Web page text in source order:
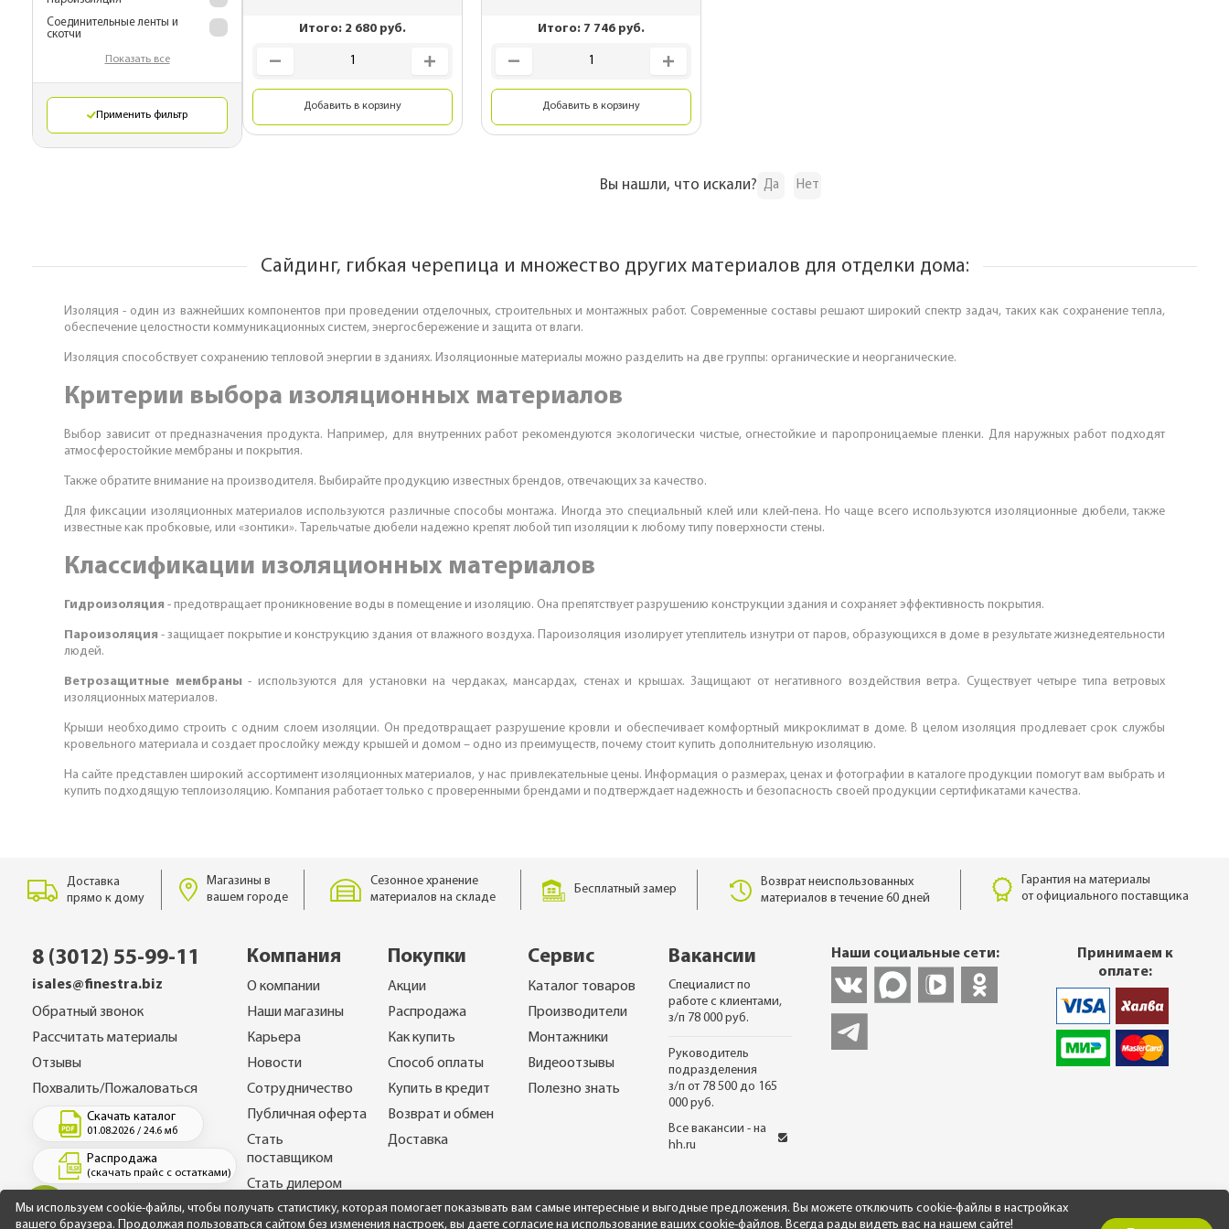
для монтажа
Подкровельная
OSB плиты
Для беседок
Соединительные ленты и
скотчи
Показать все
Применить фильтр
Итого: 2 680 руб.
Добавить в корзину
Итого: 7 746 руб.
Добавить в корзину
Вы нашли, что искали? Да Нет
Сайдинг, гибкая черепица и множество других материалов для отделки дома:
Изоляция - один из важнейших компонентов при проведении отделочных, строительных и монтажных работ. Современные составы решают широкий спектр задач, таких как сохранение тепла,
обеспечение целостности коммуникационных систем, энергосбережение и защита от влаги.
Изоляция способствует сохранению тепловой энергии в зданиях. Изоляционные материалы можно разделить на две группы: органические и неорганические.
Критерии выбора изоляционных материалов
Выбор зависит от предназначения продукта. Например, для внутренних работ рекомендуются экологически чистые, огнестойкие и паропроницаемые пленки. Для наружных работ подходят
атмосферостойкие мембраны и покрытия.
Также обратите внимание на производителя. Выбирайте продукцию известных брендов, отвечающих за качество.
Для фиксации изоляционных материалов используются различные способы монтажа. Иногда это специальный клей или клей-пена. Но чаще всего используются изоляционные дюбели, также
известные как пробковые, или «зонтики». Тарельчатые дюбели надежно крепят любой тип изоляции к любому типу поверхности стены.
Классификации изоляционных материалов
Гидроизоляция - предотвращает проникновение воды в помещение и изоляцию. Она препятствует разрушению конструкции здания и сохраняет эффективность покрытия.
Пароизоляция - защищает покрытие и конструкцию здания от влажного воздуха. Пароизоляция изолирует утеплитель изнутри от паров, образующихся в доме в результате жизнедеятельности
людей.
Ветрозащитные мембраны- используются для установки на чердаках, мансардах, стенах и крышах. Защищают от негативного воздействия ветра. Существует четыре типа ветровых
изоляционных материалов.
Крыши необходимо строить с одним слоем изоляции. Он предотвращает разрушение кровли и обеспечивает комфортный микроклимат в доме. В целом изоляция продлевает срок службы
кровельного материала и создает прослойку между крышей и домом – одно из преимуществ, почему стоит купить дополнительную изоляцию.
На сайте представлен широкий ассортимент изоляционных материалов, у нас привлекательные цены. Информация о размерах, ценах и фотографии в каталоге продукции помогут вам выбрать и
купить подходящую теплоизоляцию. Компания работает только с проверенными брендами и подтверждает надежность и безопасность своей продукции сертификатами качества.
Доставка
прямо к дому
Магазины в
вашем городе
Сезонное хранение
материалов на складе
Бесплатный замер
Возврат неиспользованных
материалов в течение 60 дней
Гарантия на материалы
от официального поставщика
8 (3012) 55-99-11
isales@finestra.biz
Обратный звонок
Рассчитать материалы
Отзывы
Похвалить/Пожаловаться
Скачать каталог
01.08.2026 / 24.6 мб
Распродажа
(скачать прайс с остатками)
Компания
О компании
Наши магазины
Карьера
Новости
Сотрудничество
Публичная оферта
Стать
поставщиком
Стать дилером
Покупки
Акции
Распродажа
Как купить
Способ оплаты
Купить в кредит
Возврат и обмен
Доставка
Сервис
Каталог товаров
Производители
Монтажники
Видеоотзывы
Полезно знать
Вакансии
Специалист по
работе с клиентами,
з/п 78 000 руб.
Руководитель
подразделения
з/п от 78 500 до 165
000 руб.
Все вакансии - на
hh.ru
Наши социальные сети:
Принимаем к
оплате:
Мы используем cookie-файлы, чтобы получать статистику, которая помогает показывать вам самые интересные и выгодные предложения. Вы можете отключить cookie-файлы в настройках
вашего браузера. Продолжая пользоваться сайтом без изменения настроек, вы даете согласие на использование ваших cookie-файлов. Всегда рады видеть вас на нашем сайте!